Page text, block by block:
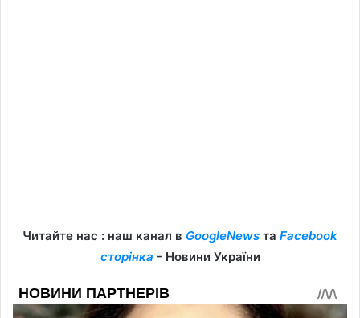
Читайте нас : наш канал в GoogleNews та Facebook
сторінка - Новини України